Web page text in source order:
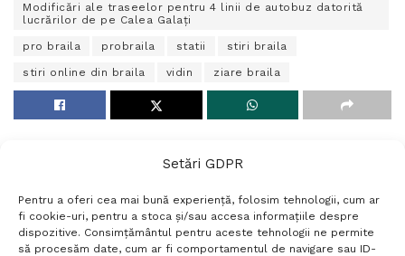
Setări GDPR
Pentru a oferi cea mai bună experiență, folosim tehnologii, cum ar
fi cookie-uri, pentru a stoca și/sau accesa informațiile despre
dispozitive. Consimțământul pentru aceste tehnologii ne permite
să procesăm date, cum ar fi comportamentul de navigare sau ID-
Modificări ale traseelor pentru 4 linii de autobuz datorită
lucrărilor de pe Calea Galați
pro braila probraila statii stiri braila
stiri online din braila vidin ziare braila